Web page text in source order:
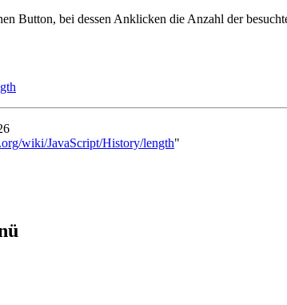
Button, bei dessen Anklicken die Anzahl der
wiki/JavaScript/History/length"